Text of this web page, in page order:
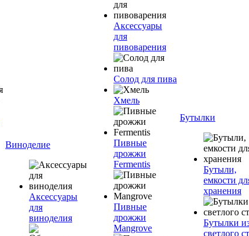
Виноделие
Аксессуары
для
виноделия
Аксессуары
для
пивоварения
Солод для пива
Хмель
Пивные
дрожжи
Fermentis
Пивные
дрожжи
Mangrove
Бутылки
Бутыли,
емкости
хранения
Бутылки
светлого